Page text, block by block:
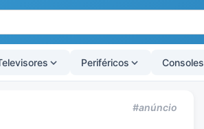
Periféricos Consoles
#anúncio